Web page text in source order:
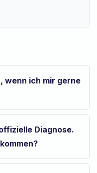
wenn ich mir gerne
Diagnose.